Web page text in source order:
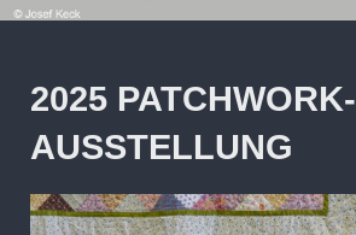
2025 PATCHWORK-
AUSSTELLUNG